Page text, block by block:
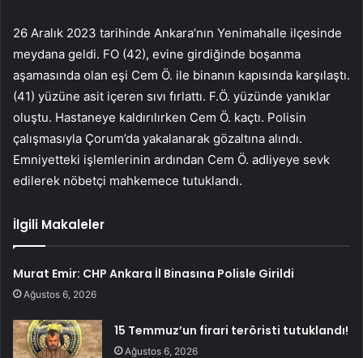
26 Aralık 2023 tarihinde Ankara’nın Yenimahalle ilçesinde
meydana geldi. FO (42), evine girdiğinde boşanma
aşamasında olan eşi Cem Ö. ile binanın kapısında karşılaştı.
(41) yüzüne asit içeren sıvı fırlattı. F.Ö. yüzünde yanıklar
oluştu. Hastaneye kaldırılırken Cem Ö. kaçtı. Polisin
çalışmasıyla Çorum’da yakalanarak gözaltına alındı.
Emniyetteki işlemlerinin ardından Cem Ö. adliyeye sevk
edilerek nöbetçi mahkemece tutuklandı.
İlgili Makaleler
Murat Emir: CHP Ankara İl Binasına Polisle Girildi
Ağustos 6, 2026
15 Temmuz’un firari teröristi tutuklandı!
Ağustos 6, 2026